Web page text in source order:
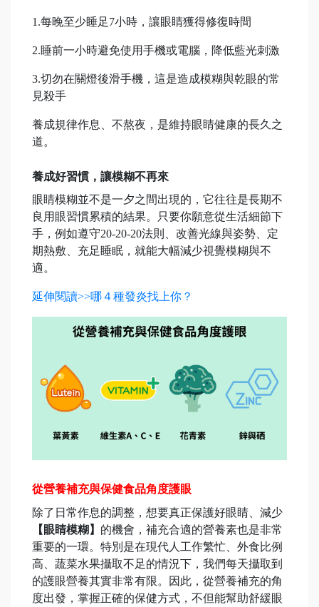
1.每晚至少睡足7小時，讓眼睛獲得修復時間
2.睡前一小時避免使用手機或電腦，降低藍光刺激
3.切勿在關燈後滑手機，這是造成模糊與乾眼的常
見殺手
養成規律作息、不熬夜，是維持眼睛健康的長久之
道。
養成好習慣，讓模糊不再來
眼睛模糊並不是一夕之間出現的，它往往是長期不
良用眼習慣累積的結果。只要你願意從生活細節下
手，例如遵守20-20-20法則、改善光線與姿勢、定
期熱敷、充足睡眠，就能大幅減少視覺模糊與不
適。
延伸閱讀>>哪４種發炎找上你？
從營養補充與保健食品角度護眼
除了日常作息的調整，想要真正保護好眼睛、減少
【眼睛模糊】 的機會，補充合適的營養素也是非常
重要的一環。特別是在現代人工作繁忙、外食比例
高、蔬菜水果攝取不足的情況下，我們每天攝取到
的護眼營養其實非常有限。因此，從營養補充的角
度出發，掌握正確的保健方式，不但能幫助舒緩眼